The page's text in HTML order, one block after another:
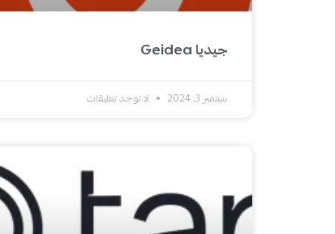
جيديا Geidea
سبتمبر 3, 2024 لا توجد تعليقات